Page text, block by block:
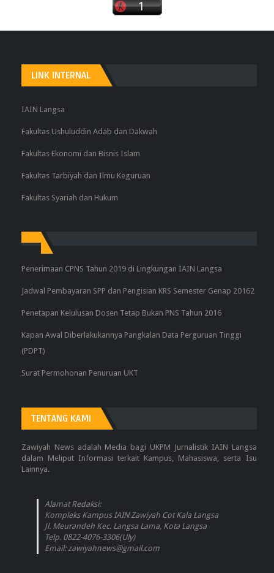
LINK INTERNAL
IAIN Langsa
Fakultas Ushuluddin Adab dan Dakwah
Fakultas Ekonomi dan Bisnis Islam
Fakultas Tarbiyah dan Ilmu Keguruan
Fakultas Syariah dan Hukum
Penerimaan CPNS Tahun 2019 di Lingkungan IAIN Langsa
Jadwal Pembayaran SPP dan Pengisian KRS Semester Genap 20162
Penetapan Kelulusan Dosen Tetap Bukan PNS Tahun 2016
Kapan Awal Diberlakukannya Pangkalan Data Perguruan Tinggi
(PDPT)
Surat Permohonan Penuruan UKT
TENTANG KAMI
Zawiyah News adalah Media bagi UKPM Jurnalistik IAIN Langsa
dalam Meliput Informasi terkait Kampus, Mahasiswa, serta Isu
Lainnya.
Alamat Redaksi:
Kompleks Kampus IAIN Zawiyah Cot Kala Langsa
Jl. Meurandeh Kec. Langsa Lama, Kota Langsa
Telp. 0822-4076-3306(Uly)
Email: zawiyahnews@gmail.com